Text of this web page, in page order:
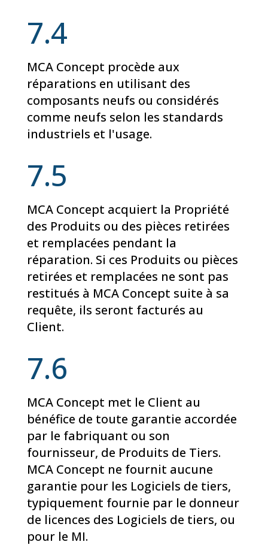
7.4
MCA Concept procède aux
réparations en utilisant des
composants neufs ou considérés
comme neufs selon les standards
industriels et l'usage.
7.5
MCA Concept acquiert la Propriété
des Produits ou des pièces retirées
et remplacées pendant la
réparation. Si ces Produits ou pièces
retirées et remplacées ne sont pas
restitués à MCA Concept suite à sa
requête, ils seront facturés au
Client.
7.6
MCA Concept met le Client au
bénéfice de toute garantie accordée
par le fabriquant ou son
fournisseur, de Produits de Tiers.
MCA Concept ne fournit aucune
garantie pour les Logiciels de tiers,
typiquement fournie par le donneur
de licences des Logiciels de tiers, ou
pour le MI.